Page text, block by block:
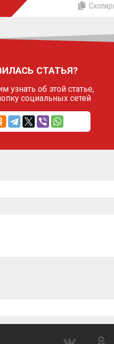
СТАТЬЯ?
узнать об этой статье,
социальных сетей